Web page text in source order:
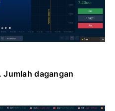
Jumlah dagangan